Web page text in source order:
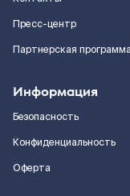
Пресс-центр
Партнерская программа
Информация
Безопасность
Конфиденциальность
Оферта